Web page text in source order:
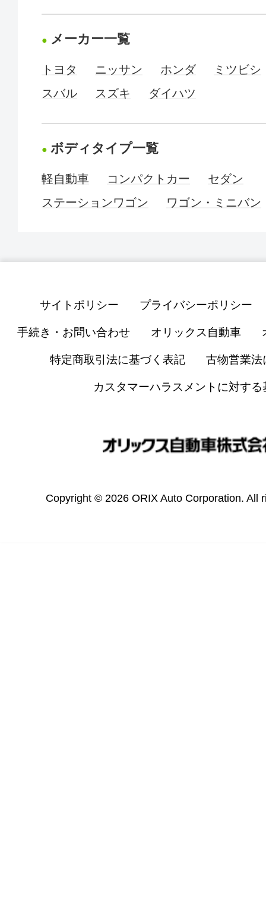
メーカー一覧
トヨタ ニッサン ホンダ
ミツビシ
スバル
スズキ ダイハツ
ボディタイプ一覧
軽自動車 コンパクトカー
セダン
ステーションワゴン
ワゴン・ミニバン
サイトポリシー プライバシーポリシー
手続き・お問い合わせ オリックス自動車
特定商取引法に基づく表記 古物営業法
カスタマーハラスメントに対する
Copyright © 2026 ORIX Auto Corporation. All